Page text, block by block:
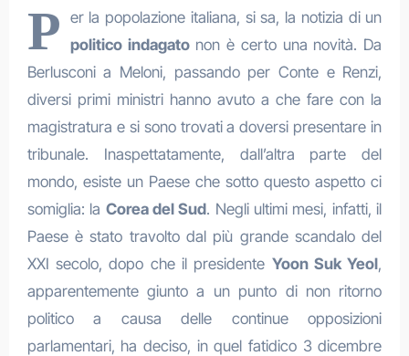
P er la popolazione italiana, si sa, la notizia di un
politico indagatonon è certo una novità. Da
Berlusconi a Meloni, passando per Conte e Renzi,
diversi primi ministri hanno avuto a che fare con la
magistratura e si sono trovati a doversi presentare in
tribunale. Inaspettatamente, dall’altra parte del
mondo, esiste un Paese che sotto questo aspetto ci
somiglia: la Corea del Sud. Negli ultimi mesi, infatti, il
Paese è stato travolto dal più grande scandalo del
XXI secolo, dopo che il presidente Yoon Suk Yeol,
apparentemente giunto a un punto di non ritorno
politico a causa delle continue opposizioni
parlamentari, ha deciso, in quel fatidico 3 dicembre